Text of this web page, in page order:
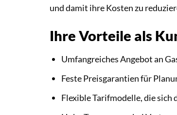
und damit ihre Kosten zu
Ihre Vorteile als
Umfangreiches Angebot an
Feste Preisgarantien für
Flexible Tarifmodelle, die sich